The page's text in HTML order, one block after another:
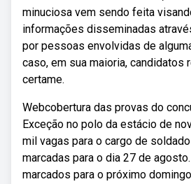
minuciosa vem sendo feita
informações disseminadas
por pessoas envolvidas de
caso, em sua maioria, candidatos
certame.
Webcobertura das provas do
Exceção no polo da estácio de
mil vagas para o cargo de
marcadas para o dia 27 de
marcados para o próximo